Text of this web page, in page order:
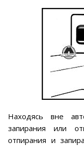
Находясь вне
запирания или
отпирания и